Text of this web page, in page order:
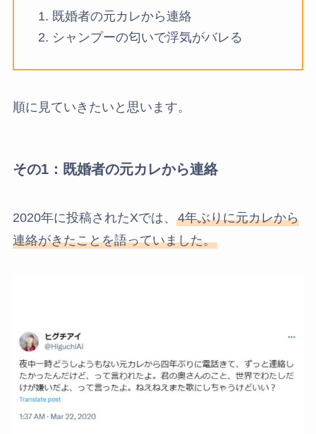
既婚者の元カレから連絡
シャンプーの匂いで浮気がバレる
順に見ていきたいと思います。
その1：既婚者の元カレから連絡
2020年に投稿されたXでは、 4年ぶりに元カレから
連絡がきたことを語っていました。